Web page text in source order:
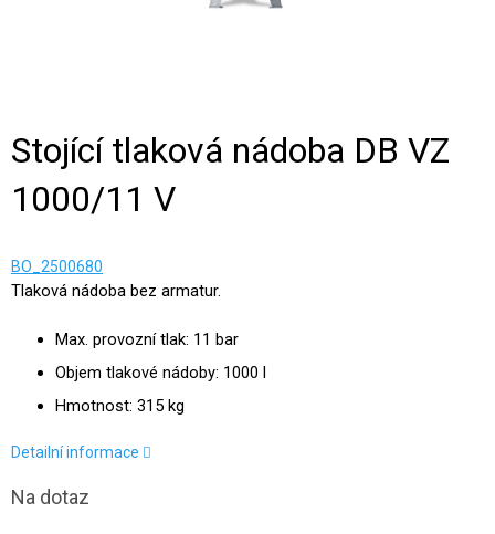
Stojící tlaková nádoba DB VZ
1000/11 V
BO_2500680
Tlaková nádoba bez armatur.
Max. provozní tlak: 11 bar
Objem tlakové nádoby: 1000 l
Hmotnost: 315 kg
Detailní informace
Na dotaz